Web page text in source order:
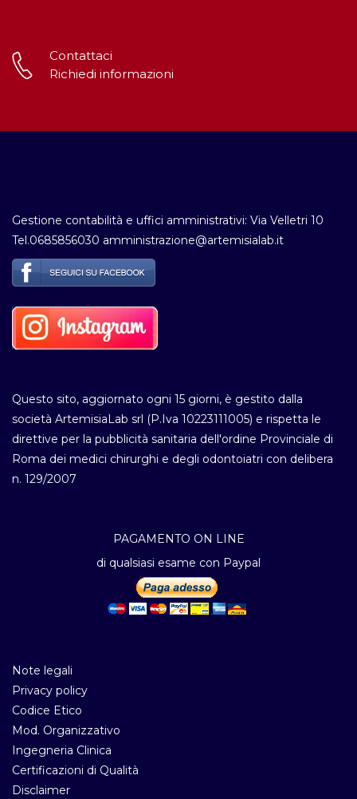
Contattaci
Richiedi informazioni
Gestione contabilità e uffici amministrativi: Via Velletri 10
Tel.0685856030 amministrazione@artemisialab.it
Questo sito, aggiornato ogni 15 giorni, è gestito dalla
società ArtemisiaLab srl (P.Iva 10223111005) e rispetta le
direttive per la pubblicità sanitaria dell'ordine Provinciale di
Roma dei medici chirurghi e degli odontoiatri con delibera
n. 129/2007
PAGAMENTO ON LINE
di qualsiasi esame con Paypal
Note legali
Privacy policy
Codice Etico
Mod. Organizzativo
Ingegneria Clinica
Certificazioni di Qualità
Disclaimer